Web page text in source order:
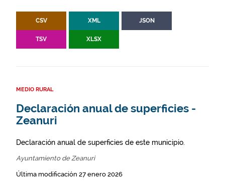
CSV XML JSON
TSV XLSX
MEDIO RURAL
Declaración anual de superficies -
Zeanuri
Declaración anual de superficies de este municipio.
Ayuntamiento de Zeanuri
Última modificación 27 enero 2026